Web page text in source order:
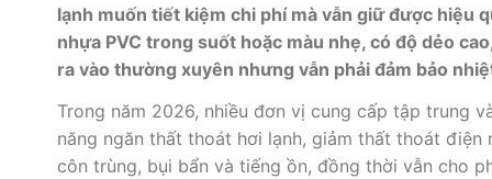
lạnh muốn tiết kiệm chi phí mà vẫn giữ được hiệu
nhựa PVC trong suốt hoặc màu nhẹ, có độ dẻo
ra vào thường xuyên nhưng vẫn phải đảm bảo
Trong năm 2026, nhiều đơn vị cung cấp tập trung
năng ngăn thất thoát hơi lạnh, giảm thất thoát điện
côn trùng, bụi bẩn và tiếng ồn, đồng thời vẫn cho